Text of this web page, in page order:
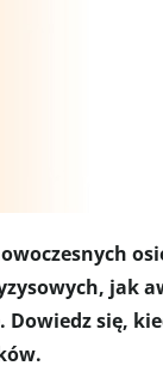
jak
się,